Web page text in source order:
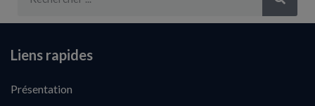
Liens rapides
Présentation